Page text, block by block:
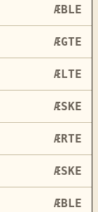
ÆBLE
ÆGTE
ÆLTE
ÆSKE
ÆRTE
ÆSKE
ÆBLE